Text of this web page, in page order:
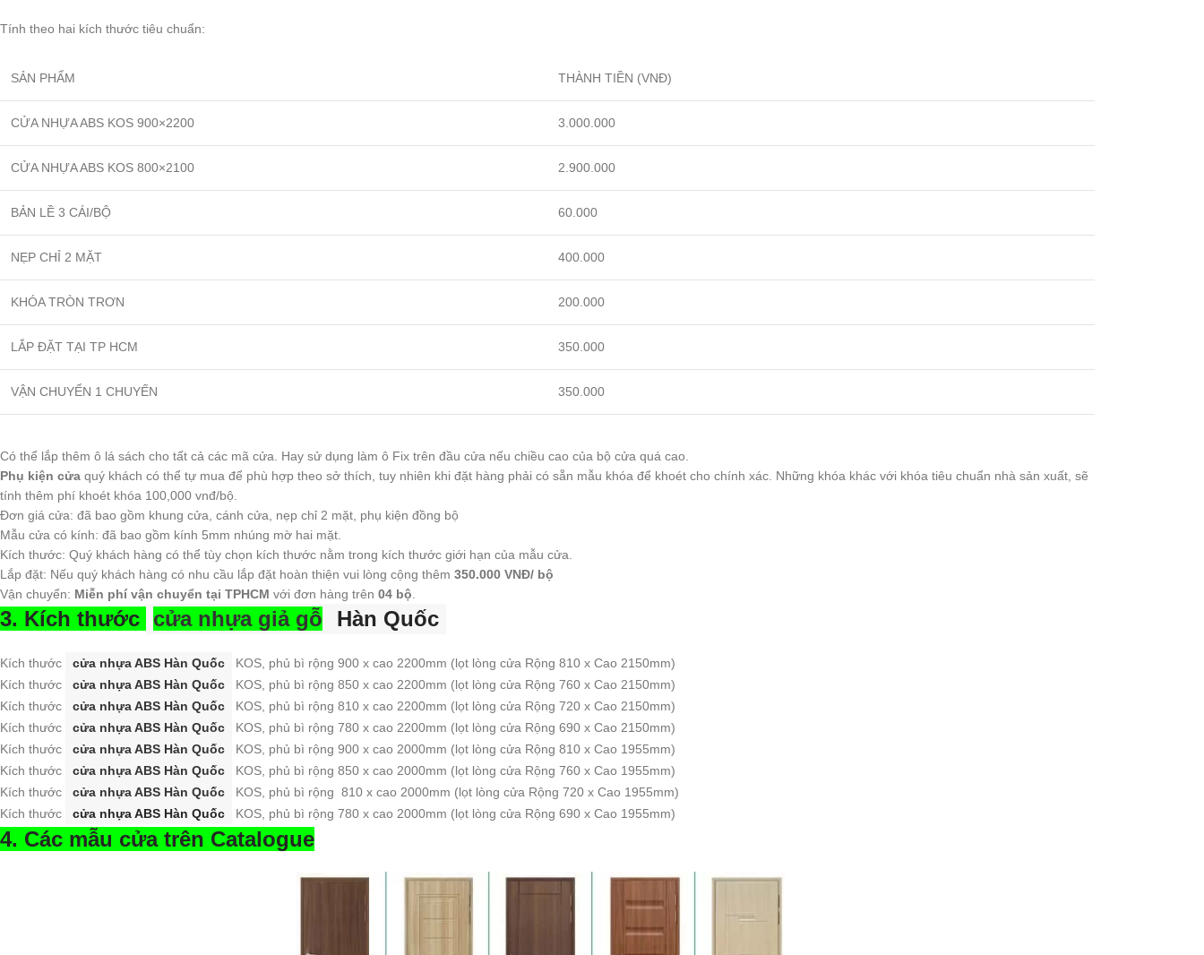
Tính theo hai kích thước tiêu chuẩn:
SẢN PHẨM THÀNH TIỀN (VNĐ)
CỬA NHỰA ABS KOS 900×2200 3.000.000
CỬA NHỰA ABS KOS 800×2100 2.900.000
BẢN LỀ 3 CÁI/BỘ 60.000
NẸP CHỈ 2 MẶT 400.000
KHÓA TRÒN TRƠN 200.000
LẮP ĐẶT TẠI TP HCM 350.000
VẬN CHUYỂN 1 CHUYẾN 350.000
Có thể lắp thêm ô lá sách cho tất cả các mã cửa. Hay sử dụng làm ô Fix trên đầu cửa nếu chiều cao của bộ cửa quá cao.
Phụ kiện cửa quý khách có thể tự mua để phù hợp theo sở thích, tuy nhiên khi đặt hàng phải có sẵn mẫu khóa để khoét cho chính xác. Những khóa khác với khóa tiêu chuẩn nhà sản xuất, sẽ
tính thêm phí khoét khóa 100,000 vnđ/bộ.
Đơn giá cửa: đã bao gồm khung cửa, cánh cửa, nẹp chỉ 2 mặt, phụ kiện đồng bộ
Mẫu cửa có kính: đã bao gồm kính 5mm nhúng mờ hai mặt.
Kích thước: Quý khách hàng có thể tùy chọn kích thước nằm trong kích thước giới hạn của mẫu cửa.
Lắp đặt: Nếu quý khách hàng có nhu cầu lắp đặt hoàn thiện vui lòng cộng thêm 350.000 VNĐ/ bộ
Vận chuyển: Miễn phí vận chuyển tại TPHCM với đơn hàng trên 04 bộ.
3. Kích thước cửa nhựa giả gỗ Hàn Quốc
Kích thước cửa nhựa ABS Hàn Quốc
KOS, phủ bì rộng 900 x cao 2200mm (lọt lòng cửa Rộng 810 x Cao 2150mm)
Kích thước
cửa nhựa ABS Hàn Quốc
KOS, phủ bì rộng 850 x cao 2200mm (lọt lòng cửa Rộng 760 x Cao 2150mm)
Kích thước
cửa nhựa ABS Hàn Quốc
KOS, phủ bì rộng 810 x cao 2200mm (lọt lòng cửa Rộng 720 x Cao 2150mm)
Kích thước
cửa nhựa ABS Hàn Quốc
KOS, phủ bì rộng 780 x cao 2200mm (lọt lòng cửa Rộng 690 x Cao 2150mm)
Kích thước
cửa nhựa ABS Hàn Quốc
KOS, phủ bì rộng 900 x cao 2000mm (lọt lòng cửa Rộng 810 x Cao 1955mm)
Kích thước
cửa nhựa ABS Hàn Quốc
KOS, phủ bì rộng 850 x cao 2000mm (lọt lòng cửa Rộng 760 x Cao 1955mm)
Kích thước
cửa nhựa ABS Hàn Quốc
KOS, phủ bì rộng 810 x cao 2000mm (lọt lòng cửa Rộng 720 x Cao 1955mm)
Kích thước
cửa nhựa ABS Hàn Quốc KOS, phủ bì rộng 780 x cao 2000mm (lọt lòng cửa Rộng 690 x Cao 1955mm)
4. Các mẫu cửa trên Catalogue